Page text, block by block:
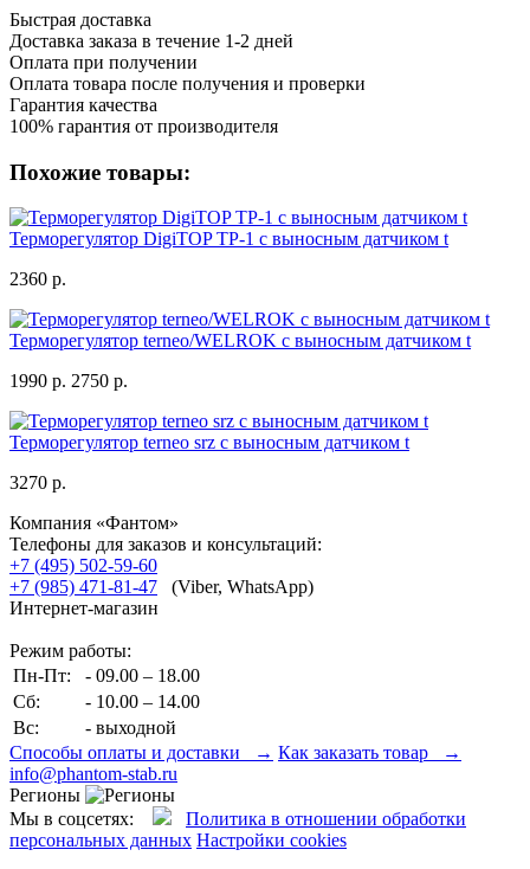
Быстрая доставка
Доставка заказа в течение 1-2 дней
Оплата при получении
Оплата товара после получения и проверки
Гарантия качества
100% гарантия от производителя
Похожие товары:
Терморегулятор DigiTOP ТР-1 с выносным датчиком t
2360 р.
Терморегулятор terneo/WELROK с выносным датчиком t
1990 р. 2750 р.
Терморегулятор terneo srz с выносным датчиком t
3270 р.
Компания «Фантом»
Телефоны для заказов и консультаций:
+7 (495) 502-59-60
+7 (985) 471-81-47 (Viber, WhatsApp)
Интернет-магазин
Режим работы:
Пн-Пт:
- 09.00 – 18.00
Сб:
- 10.00 – 14.00
Вс:
- выходной
Способы оплаты и доставки → Как заказать товар →
info@phantom-stab.ru
Регионы
Мы в соцсетях:
Политика в отношении обработки
персональных данных Настройки cookies